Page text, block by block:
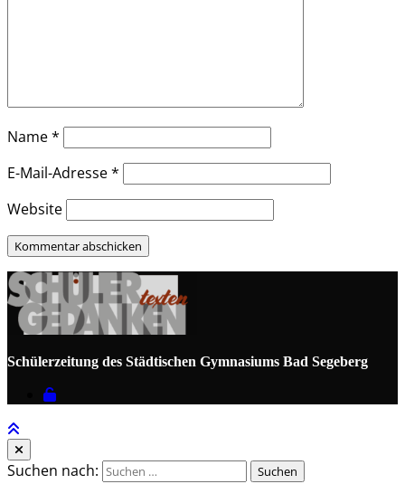
Name*
E-Mail-Adresse*
Website
Schülerzeitung des Städtischen Gymnasiums Bad Segeberg
Suchen nach: